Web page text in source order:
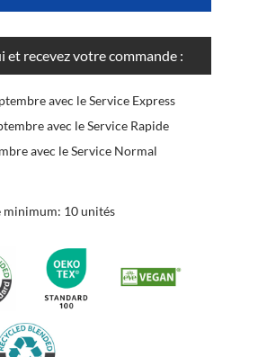
et recevez votre commande :
avec le Service Express
avec le Service Rapide
avec le Service Normal
minimum: 10 unités